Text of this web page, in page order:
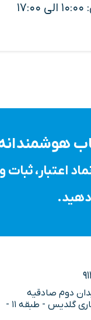
دوم صادقیه
مجتمع تجاری گلدیس - طبقه 11 -